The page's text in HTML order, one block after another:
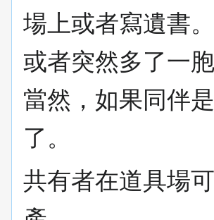
場上或者寫遺書。
或者突然多了一
當然，如果同伴
了。
共有者在道具場